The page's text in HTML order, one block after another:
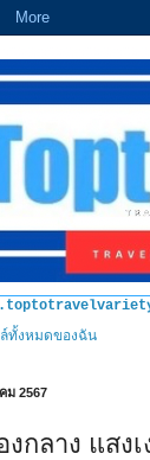
ทั้งหมดของฉัน
ม 2567
งกลาง แสง